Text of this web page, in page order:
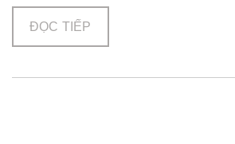
ĐỌC TIẾP